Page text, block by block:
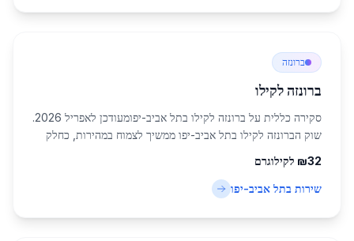
ברונזה
ברונזה לקילו
סקירה כללית על ברונזה לקילו בתל אביב-יפומעודכן לאפריל 2026.
שוק הברונזה לקילו בתל אביב-יפו ממשיך לצמוח במהירות, כחלק
אוכלוסייה של כ-460,613 תושבים,...
₪32 לקילוגרם
שירות בתל אביב-יפו